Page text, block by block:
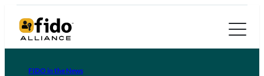
FIDO in the News